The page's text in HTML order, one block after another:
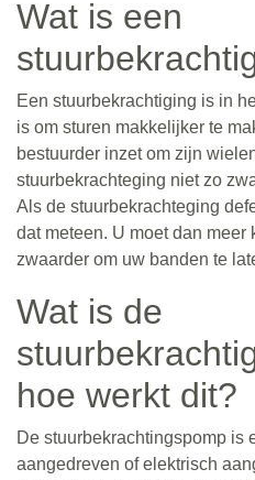
Wat is een
Een stuurbekrachtiging is in
is om sturen makkelijker te
bestuurder inzet om zijn
stuurbekrachteging niet zo
Als de stuurbekrachteging
dat meteen. U moet dan meer
zwaarder om uw banden te
Wat is de
hoe werkt dit?
De stuurbekrachtingspomp is
aangedreven of elektrisch